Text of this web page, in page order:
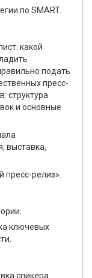
по SMART.
какой
подать
пресс-
структура
и основные
выставка,
релиз».
ключевых
спикера